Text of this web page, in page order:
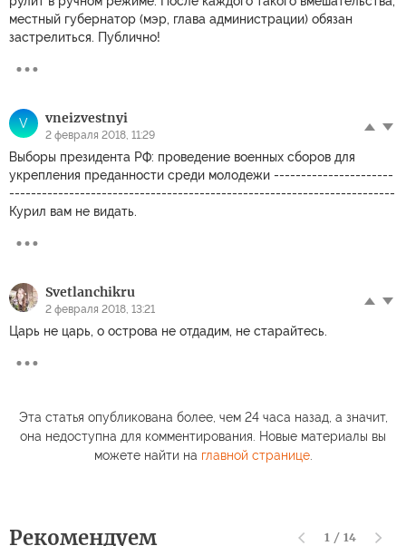
местный губернатор (мэр, глава администрации) обязан
застрелиться. Публично!
V vneizvestnyi
2 февраля 2018, 11:29
Выборы президента РФ: проведение военных сборов для
укрепления преданности среди молодежи ----------------------
-----------------------------------------------------------------------
Курил вам не видать.
Svetlanchikru
2 февраля 2018, 13:21
Царь не царь, о острова не отдадим, не старайтесь.
Эта статья опубликована более, чем 24 часа назад, а значит,
она недоступна для комментирования. Новые материалы вы
можете найти на главной странице.
Рекомендуем 1 / 14